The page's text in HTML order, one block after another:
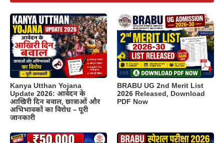
Kanya Utthan Yojana
Update 2026: आवेदन के
आखिरी दिन बवाल, छात्राओं और
अभिभावकों का विरोध – पूरी
जानकारी
BRABU UG 2nd Merit List
2026 Released, Download
PDF Now